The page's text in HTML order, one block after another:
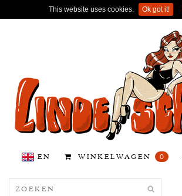
This website uses cookies. Ok got it!
EN WINKELWAGEN 0